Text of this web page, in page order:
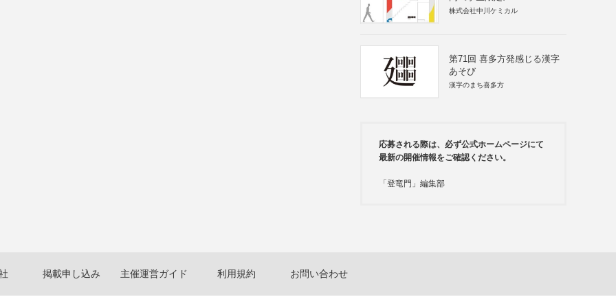
株式会社中川ケミカル
第71回 喜多方発感じる漢字
あそび
漢字のまち喜多方
応募される際は、必ず公式ホームページにて
最新の開催情報をご確認ください。
「登竜門」編集部
掲載申し込み 主催運営ガイド 利用規約 お問い合わせ